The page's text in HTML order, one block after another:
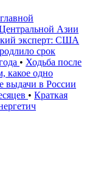
Азии
эксперт: США
срок
• Ходьба после
какое одно
выдачи в России
• Краткая